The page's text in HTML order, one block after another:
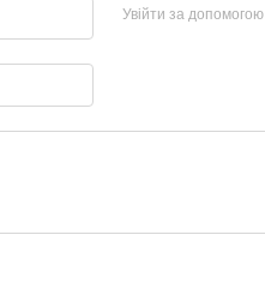
Увійти за допомогою